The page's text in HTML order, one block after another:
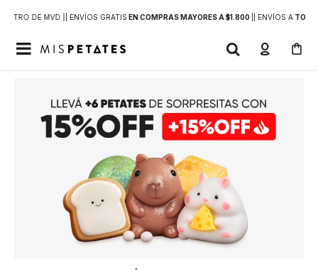
DE MVD | | ENVÍOS GRATIS EN COMPRAS MAYORES A $1.800 | ENVÍOS ATODO
